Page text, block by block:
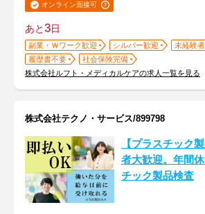
オンライン面接可
あと3日
副業・Ｗワーク歓迎 シルバー歓迎
未経験
履歴書不要
社会保険完備
株式会社ルフト・メディカルケアの求人一覧を見る
株式会社テクノ・サービス/899798
【プラスチック
者大歓迎。年間
チック製品検査